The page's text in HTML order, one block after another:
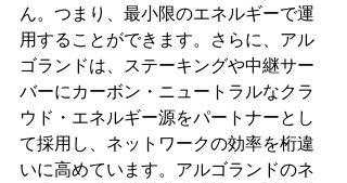
ん。つまり、最小限のエネルギーで運
用することができます。さらに、アル
ゴランドは、ステーキングや中継サー
バーにカーボン・ニュートラルなクラ
ウド・エネルギー源をパートナーとし
て採用し、ネットワークの効率を桁違
いに高めています。アルゴランドのネ